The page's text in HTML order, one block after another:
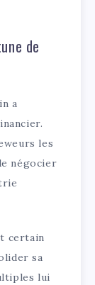
de
a
les
négocier
certain
sa
lui